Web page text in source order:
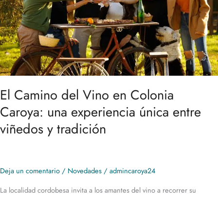
El Camino del Vino en Colonia
Caroya: una experiencia única entre
viñedos y tradición
Deja un comentario / Novedades / admincaroya24
La localidad cordobesa invita a los amantes del vino a recorrer su
Caroya:
una
experiencia
única
entre
viñedos
y
tradición